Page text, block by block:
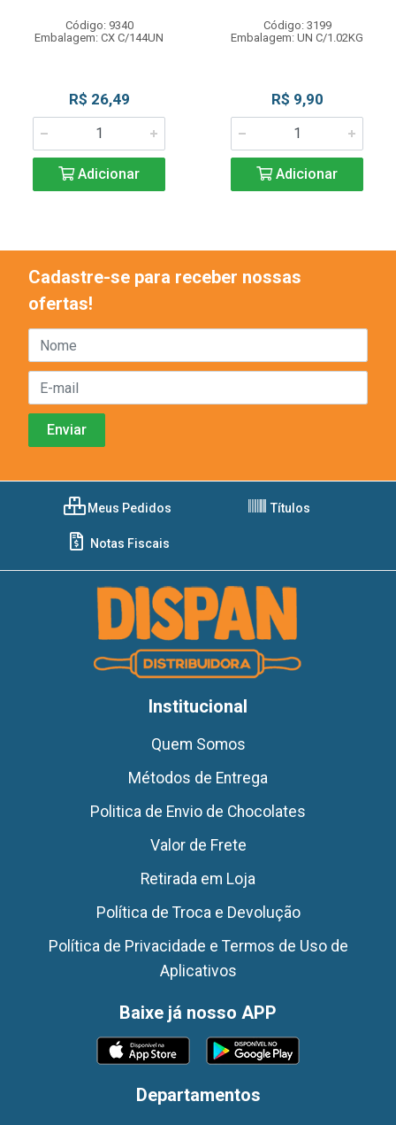
Código: 9340
Embalagem: CX C/144UN
R$ 26,49
Adicionar
Código: 3199
Embalagem: UN C/1.02KG
R$ 9,90
Adicionar
Cadastre-se para receber nossas
ofertas!
Meus Pedidos Títulos
Notas Fiscais
Institucional
Quem Somos
Métodos de Entrega
Politica de Envio de Chocolates
Valor de Frete
Retirada em Loja
Política de Troca e Devolução
Política de Privacidade e Termos de Uso de
Aplicativos
Baixe já nosso APP
Departamentos